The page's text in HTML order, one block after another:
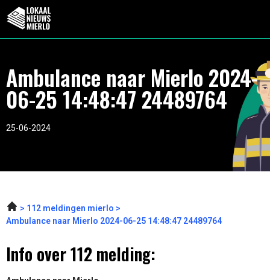
Ambulance naar Mierlo 2024-
06-25 14:48:47 24489764
25-06-2024
112 meldingen mierlo
Ambulance naar Mierlo 2024-06-25 14:48:47 24489764
Info over 112 melding: